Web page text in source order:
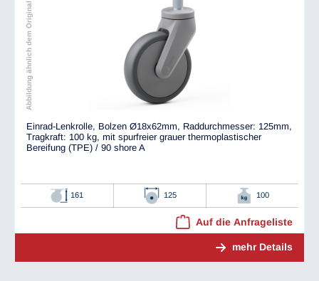
Abbildung ähnlich dem Original
Einrad-Lenkrolle, Bolzen Ø18x62mm, Raddurchmesser: 125mm,
Tragkraft: 100 kg, mit spurfreier grauer thermoplastischer
Bereifung (TPE) / 90 shore A
161 125 100
Auf die Anfrageliste
mehr Details